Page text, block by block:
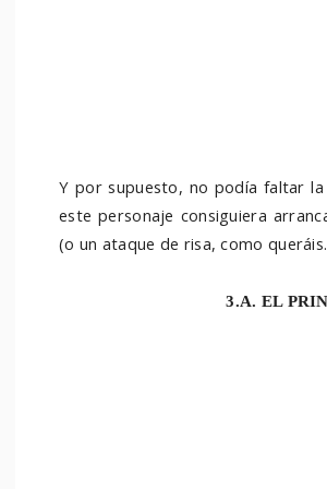
Y por supuesto, no podía faltar
este personaje consiguiera
(o un ataque de risa, como
3.A. EL